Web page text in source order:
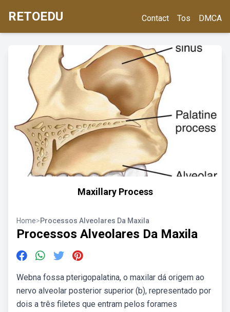
RETOEDU Contact Tos DMCA
Maxillary Process
Home>Processos Alveolares Da Maxila
Processos Alveolares Da Maxila
Webna fossa pterigopalatina, o maxilar dá origem ao
nervo alveolar posterior superior (b), representado por
dois a três filetes que entram pelos forames